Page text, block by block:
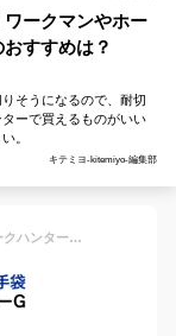
ークマンやホー
すすめは？
そうになるので、耐切
ーで買えるものがいい
。
キテミヨ-kitemiyo-編集部
耐切創手袋 Penguinace ペンギンエース ワークハンターG【災害活動用/水洗いOK/ニトリルゴム使用/強靭性/耐摩耗性/防油性/メンズ/耐切創グローブ/作業手袋/軍手】